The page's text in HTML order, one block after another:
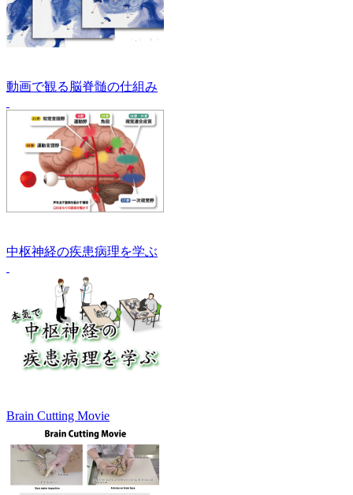
動画で観る脳脊髄の仕組み
中枢神経の疾患病理を学ぶ
Brain Cutting Movie